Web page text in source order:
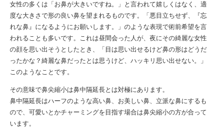
女性の多くは「お鼻が大きいですね。」と言われて嬉しくはなく、適
度な大きさで形の良い鼻を望まれるものです。「悪目立ちせず、『忘
れな鼻』になるようにお願いします。」のような表現で術前希望を言
われることも多いです。これは昼間会った人が、夜にその綺麗な女性
の顔を思い出そうとしたとき、「目は思い出せるけど鼻の形はどうだ
ったかな？綺麗な鼻だったとは思うけど、ハッキリ思い出せない。」
このようなことです。
その意味で鼻尖縮小は鼻中隔延長とは対極にあります。
鼻中隔延長はハーフのような高い鼻、お美しい鼻、立派な鼻にするも
ので、可愛いとかチャーミングを目指す場合は鼻尖縮小の方が合って
います。